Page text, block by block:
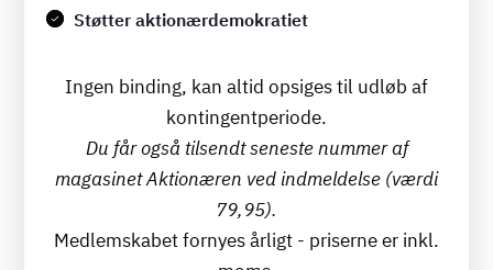
Støtter aktionærdemokratiet
Ingen binding, kan altid opsiges til udløb af
kontingentperiode.
Du får også tilsendt seneste nummer af
magasinet Aktionæren ved indmeldelse (værdi
79,95).
Medlemskabet fornyes årligt - priserne er inkl.